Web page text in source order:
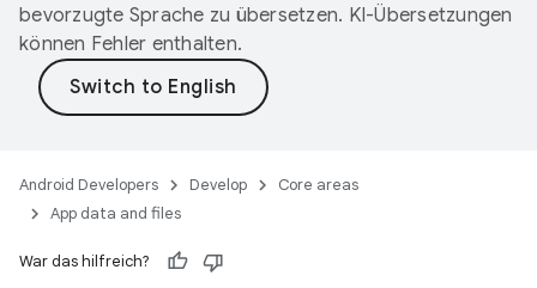
bevorzugte Sprache zu übersetzen. KI-Übersetzungen
können Fehler enthalten.
Android Developers Develop
Core areas
App data and files
War das hilfreich?